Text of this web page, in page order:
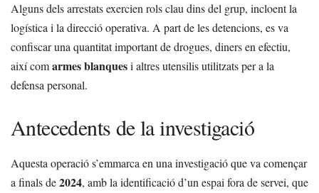
Alguns dels arrestats exercien rols clau dins del grup, incloent la
logística i la direcció operativa. A part de les detencions, es va
confiscar una quantitat important de drogues, diners en efectiu,
així comarmes blanquesi altres utensilis utilitzats per a la
defensa personal.
Antecedents de la investigació
Aquesta operació s’emmarca en una investigació que va començar
a finals de2024, amb la identificació d’un espai fora de servei, que